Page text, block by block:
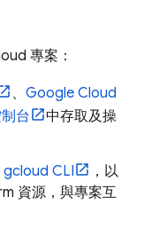
專案：
、 Google Cloud
台
中存取及操
gcloud CLI
，以
資源，與專案互